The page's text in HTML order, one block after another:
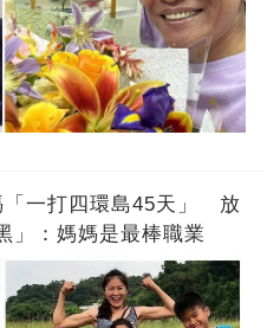
「一打四環島45天」 放
」：媽媽是最棒職業